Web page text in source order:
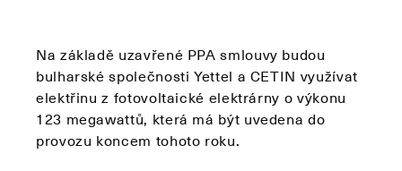
Na základě uzavřené PPA smlouvy budou
bulharské společnosti Yettel a CETIN využívat
elektřinu z fotovoltaické elektrárny o výkonu
123 megawattů, která má být uvedena do
provozu koncem tohoto roku.